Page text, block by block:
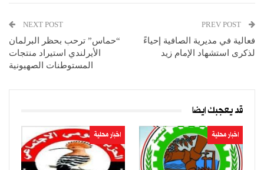
فعالية في مديرية الصافية إحياءً
لذكرى استشهاد الإمام زيد
NEXT POST
“حماس” ترحب بحظر البرلمان
الأيرلندي استيراد منتجات
المستوطنات الصهيونية
قد يعجبك ايضا
اخبار محلية اخبار محلية